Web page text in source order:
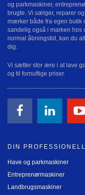
og parkmaskiner,
brugte. Vi sælger, reparer
mærker både fra egen butik
sandelig også i marken hos
normal åbningstid, kan du
dig.
Vi sætter stor ære i at lave
og til fornuftige priser.
DIN
Have og parkmaskiner
Entreprenørmaskiner
Landbrugsmaskiner